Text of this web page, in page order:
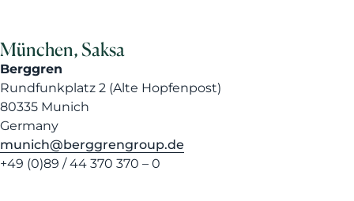
München, Saksa
Berggren
Rundfunkplatz 2 (Alte Hopfenpost)
80335 Munich
Germany
munich@berggrengroup.de
+49 (0)89 / 44 370 370 – 0